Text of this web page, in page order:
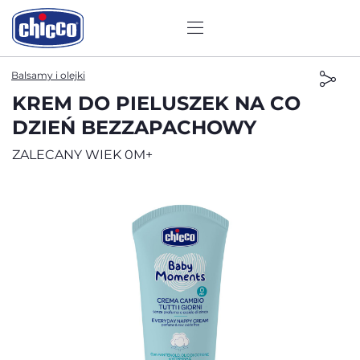
Balsamy i olejki
KREM DO PIELUSZEK NA CO
DZIEŃ BEZZAPACHOWY
ZALECANY WIEK 0M+